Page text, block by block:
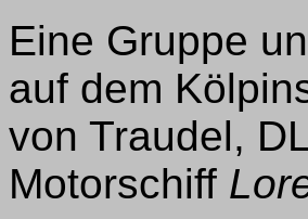
Eine Gruppe
auf dem
von Traudel,
Motorschiff